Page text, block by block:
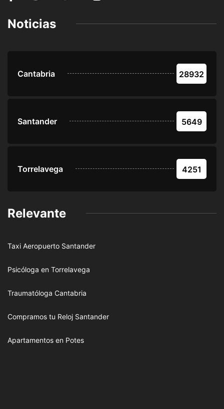
Noticias
Cantabria 28932
Santander 5649
Torrelavega 4251
Relevante
Taxi Aeropuerto Santander
Psicóloga en Torrelavega
Traumatóloga Cantabria
Compramos tu Reloj Santander
Apartamentos en Potes